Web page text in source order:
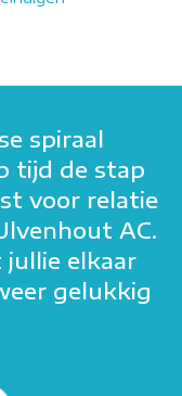
spiraal
tijd de stap
voor relatie
AC.
jullie elkaar
gelukkig